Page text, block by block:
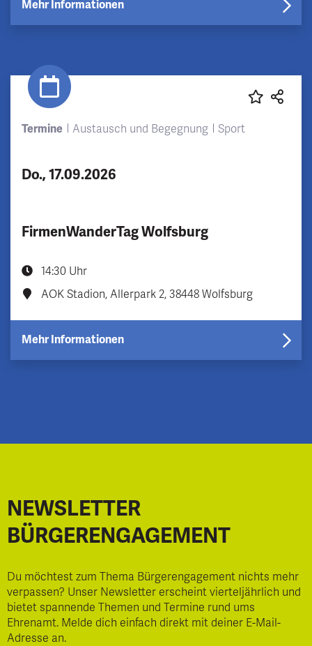
Mehr Informationen
Termine Austausch und Begegnung Sport
Do., 17.09.2026
FirmenWanderTag Wolfsburg
14:30 Uhr
AOK Stadion, Allerpark 2, 38448 Wolfsburg
Mehr Informationen
NEWSLETTER
BÜRGERENGAGEMENT
Du möchtest zum Thema Bürgerengagement nichts mehr
verpassen? Unser Newsletter erscheint vierteljährlich und
bietet spannende Themen und Termine rund ums
Ehrenamt. Melde dich einfach direkt mit deiner E-Mail-
Adresse an.